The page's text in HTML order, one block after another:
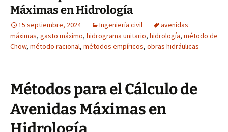
Máximas en Hidrología
15 septiembre, 2024 Ingeniería civil
avenidas
máximas, gasto máximo, hidrograma unitario, hidrología, método de
Chow, método racional, métodos empíricos, obras hidráulicas
Métodos para el Cálculo de
Avenidas Máximas en